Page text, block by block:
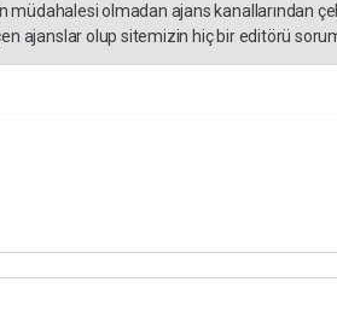
olmadan ajans kanallarından
ajanslar olup sitemizin hiç bir editörü